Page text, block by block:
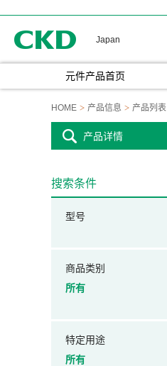
Japan
元件产品首页
HOME 产品信息 产品列表
产品详情
搜索条件
型号
商品类别
所有
特定用途
所有